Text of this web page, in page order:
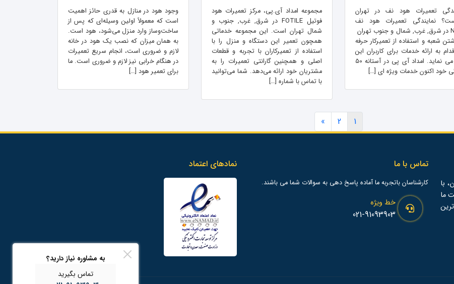
تعمیرات هود نف در تهران
نمایندگی تعمیرات هود نف
NEFF در شرق, غرب, شمال و جنوب تهران
شعبه و استفاده از تعمیرکار حرفه
به ارائه خدمات برای کاربران این
برند می نماید. امداد آی پی در آستانه 50
خود اکنون خدمات ویژه ای […]
مجموعه امداد آی.پی، مرکز تعمیرات هود
فوتیل FOTILE در شرق, غرب, جنوب و
شمال تهران است. این مجموعه خدماتی
همچون تعمیر این دستگاه و منزل را با
استفاده از تعمیرکاران با تجربه و قطعات
اصلی و همچنین گارانتی تعمیرات را به
مشتریان خود ارائه می‌دهد. شما می‌توانید
با تماس با شماره […]
وجود هود در منازل به قدری حائز اهمیت
است که معمولاً اولین وسیله‌ای که پس از
ساخت‌وساز وارد منزل می‌شود، هود است.
به همان میزان که نصب یک هود در خانه
لازم و ضروری است، انجام سریع تعمیرات
در هنگام خرابی نیز لازم و ضروری است. ما
برای تعمیر هود […]
1
2
»
با
ما
تماس با ما
کارشناسان باتجربه ما آماده پاسخ دهی به سوالات شما می باشند.
خط ویژه
021-91093903
نمادهای اعتماد
به مشاوره نیاز دارید؟
تماس بگیرید